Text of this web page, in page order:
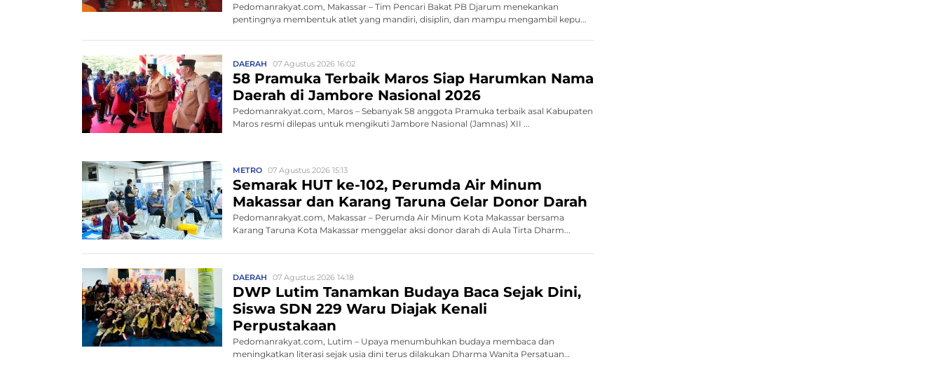
Pedomanrakyat.com, Makassar – Tim Pencari Bakat PB Djarum menekankan
pentingnya membentuk atlet yang mandiri, disiplin, dan mampu mengambil kepu...
DAERAH 07 Agustus 2026 16:02
58 Pramuka Terbaik Maros Siap Harumkan Nama
Daerah di Jambore Nasional 2026
Pedomanrakyat.com, Maros – Sebanyak 58 anggota Pramuka terbaik asal Kabupaten
Maros resmi dilepas untuk mengikuti Jambore Nasional (Jamnas) XII ...
METRO 07 Agustus 2026 15:13
Semarak HUT ke-102, Perumda Air Minum
Makassar dan Karang Taruna Gelar Donor Darah
Pedomanrakyat.com, Makassar – Perumda Air Minum Kota Makassar bersama
Karang Taruna Kota Makassar menggelar aksi donor darah di Aula Tirta Dharm...
DAERAH 07 Agustus 2026 14:18
DWP Lutim Tanamkan Budaya Baca Sejak Dini,
Siswa SDN 229 Waru Diajak Kenali
Perpustakaan
Pedomanrakyat.com, Lutim – Upaya menumbuhkan budaya membaca dan
meningkatkan literasi sejak usia dini terus dilakukan Dharma Wanita Persatuan